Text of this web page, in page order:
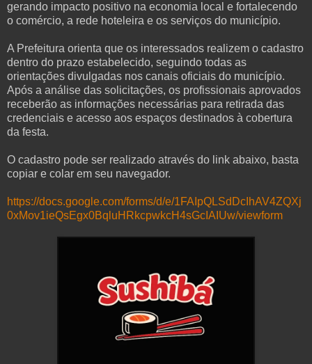
gerando impacto positivo na economia local e fortalecendo
o comércio, a rede hoteleira e os serviços do município.
A Prefeitura orienta que os interessados realizem o cadastro
dentro do prazo estabelecido, seguindo todas as
orientações divulgadas nos canais oficiais do município.
Após a análise das solicitações, os profissionais aprovados
receberão as informações necessárias para retirada das
credenciais e acesso aos espaços destinados à cobertura
da festa.
O cadastro pode ser realizado através do link abaixo, basta
copiar e colar em seu navegador.
https://docs.google.com/forms/d/e/1FAIpQLSdDcIhAV4ZQXj
0xMov1ieQsEgx0BqluHRkcpwkcH4sGcIAIUw/viewform